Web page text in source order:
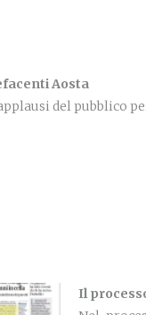
Aosta
del pubblico
Il